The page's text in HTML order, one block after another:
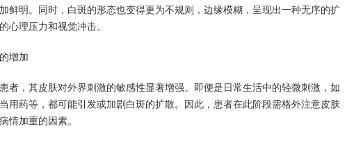
鲜明。同时，白斑的形态也变得更为不规则，边缘模糊，呈现出一种无序的扩
心理压力和视觉冲击。
增加
，其皮肤对外界刺激的敏感性显著增强。即便是日常生活中的轻微刺激，如
用药等，都可能引发或加剧白斑的扩散。因此，患者在此阶段需格外注意皮肤
情加重的因素。